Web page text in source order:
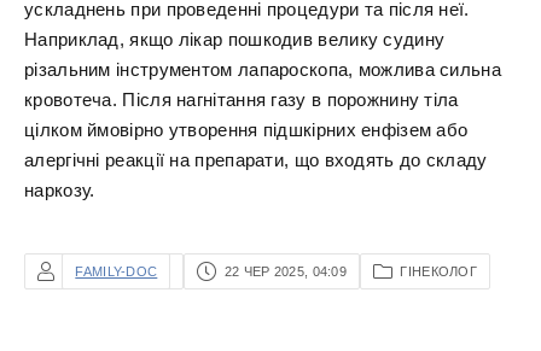
ускладнень при проведенні процедури та після неї.
Наприклад, якщо лікар пошкодив велику судину
різальним інструментом лапароскопа, можлива сильна
кровотеча. Після нагнітання газу в порожнину тіла
цілком ймовірно утворення підшкірних енфізем або
алергічні реакції на препарати, що входять до складу
наркозу.
FAMILY-DOC 22 ЧЕР 2025, 04:09 ГІНЕКОЛОГ